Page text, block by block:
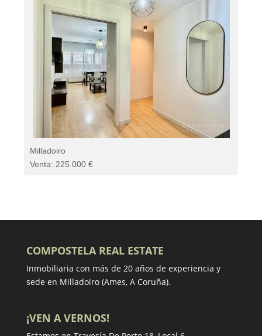
Milladoiro
Venta: 225.000 €
COMPOSTELA REAL ESTATE
Inmobiliaria con más de 20 años de experiencia y
sede en Milladoiro (Ames, A Coruña).
¡VEN A VERNOS!